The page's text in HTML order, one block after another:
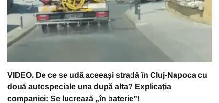
VIDEO. De ce se udă aceeași stradă în Cluj-Napoca cu
două autospeciale una după alta? Explicația
companiei: Se lucrează „în baterie”!